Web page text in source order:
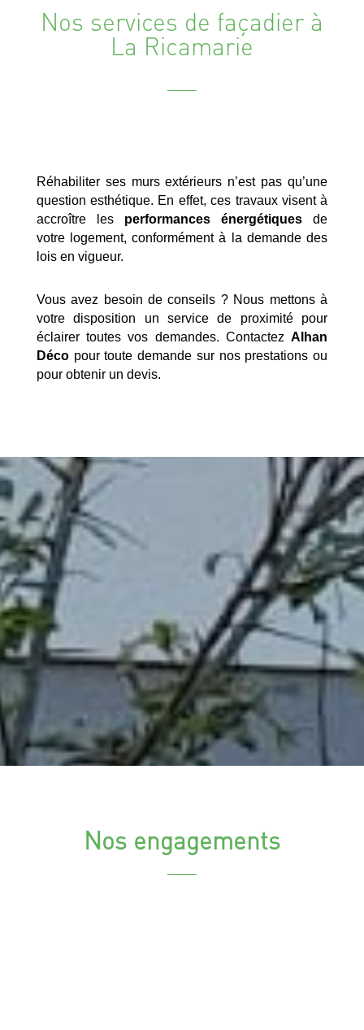
Nos services de façadier à
La Ricamarie
Réhabiliter ses murs extérieurs n’est pas qu’une
question esthétique. En effet, ces travaux visent à
accroître les performances énergétiques de
votre logement, conformément à la demande des
lois en vigueur.
Vous avez besoin de conseils ? Nous mettons à
votre disposition un service de proximité pour
éclairer toutes vos demandes. ContactezAlhan
Décopour toute demande sur nos prestations ou
pour obtenir un devis.
Nos engagements